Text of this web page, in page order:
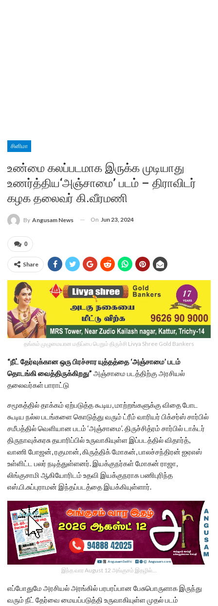
சினிமா
உண்மை கலப்படமாக இருக்க முடியாது
உணர்த்திய‘அஞ்சாமை’ படம் – திராவிடர்
கழக தலைவர் கி.வீரமணி
By Angusam News On Jun 23, 2024
0
Share
தங்கம் முழுமையான மதிப்பை பெறும் திருச்சி Livya Shree Gold Bankers
“நீட் தேர்வுக்கான ஒரு பிரச்சார யுத்தத்தை ‘அஞ்சாமை’ படம்
தொடங்கி வைத்திருக்கிறது” அஞ்சாமை படத்திற்கு அரசியல்
தலைவர்கள் பாராட்டு
சமூகத்தில் தாக்கம் ஏற்படுத்த கூடிய, மாற்றங்களுக்கு விதை போட
கூடிய நல்ல படங்களை கொடுத்து வரும் ட்ரீம் வாரியர் பிக்சர்ஸ் சார்பில்
சமீபத்தில் வெளியான படம் ‘அஞ்சாமை’. திருச்சித்ரம் சார்பில் டாக்டர்
திருநாவுக்கரசு தயாரிப்பில் உருவாகியுள்ள இப்படத்தில் விதார்த்,
வாணி போஜன், ரகுமான், கிருத்திக் மோகன், பாலச்சந்திரன் ஐஏஎஸ்
உள்ளிட்ட பலர் நடித்துள்ளனர். இயக்குநர்கள் மோகன் ராஜா,
லிங்குசாமி ஆகியோரிடம் உதவி இயக்குநராக பணிபுரிந்த
எஸ்.பி.சுப்புராமன் இந்தப்படத்தை இயக்கியுள்ளார்.
இந்த வார August 12 அங்குசம் இதழில்…
எப்போதுமே அரசியல் அரங்கில் பரபரப்பான பேசுபொருளாக இருந்து
வரும் நீட் தேர்வை மையப்படுத்தி உருவாகியுள்ள முதல் படம்